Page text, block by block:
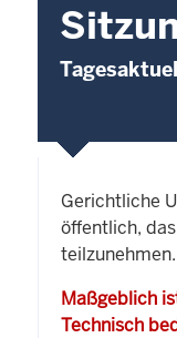
Gerichtliche
öffentlich,
Maßgeblich
Technisch